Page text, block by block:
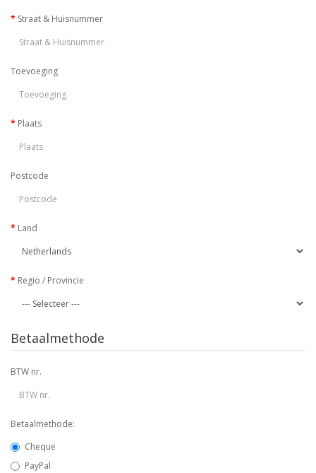
Straat & Huisnummer
Toevoeging
Plaats
Postcode
Land
Regio / Provincie
Betaalmethode
BTW nr.
Betaalmethode:
Cheque
PayPal